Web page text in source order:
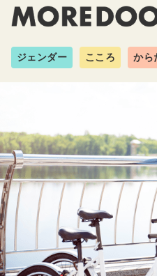
ジェンダー こころ から